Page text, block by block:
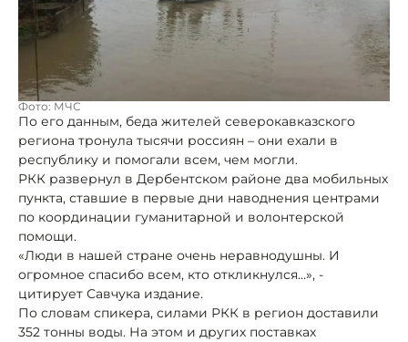
Фото: МЧС
По его данным, беда жителей северокавказского
региона тронула тысячи россиян – они ехали в
республику и помогали всем, чем могли.
РКК развернул в Дербентском районе два мобильных
пункта, ставшие в первые дни наводнения центрами
по координации гуманитарной и волонтерской
помощи.
«Люди в нашей стране очень неравнодушны. И
огромное спасибо всем, кто откликнулся…», -
цитирует Савчука издание.
По словам спикера, силами РКК в регион доставили
352 тонны воды. На этом и других поставках